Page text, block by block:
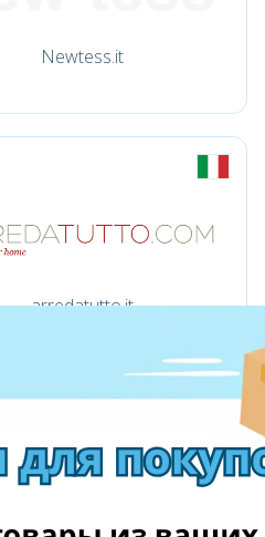
Newtess.it
arredatutto.it